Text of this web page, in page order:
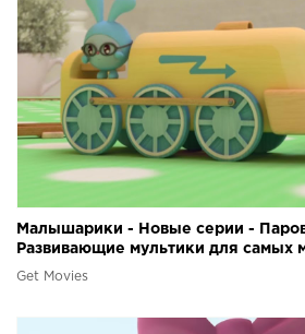
Малышарики - Новые серии -
Развивающие мультики для самых
Get Movies